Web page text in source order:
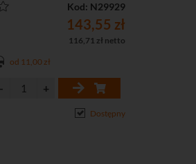
Kod: N29929
143,55 zł
116,71 zł netto
od 11,00 zł
Dostępny